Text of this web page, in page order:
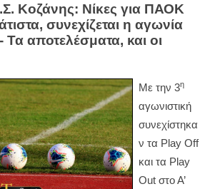
Κοζάνης: Νίκες για ΠΑΟΚ
συνεχίζεται η αγωνία
αποτελέσματα, και οι
Με την 3η
αγωνιστική
συνεχίστηκα
ν τα Play Off
και τα Play
Out στο Α’